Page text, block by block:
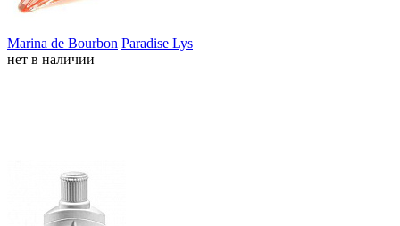
Marina de Bourbon Paradise Lys
нет в наличии